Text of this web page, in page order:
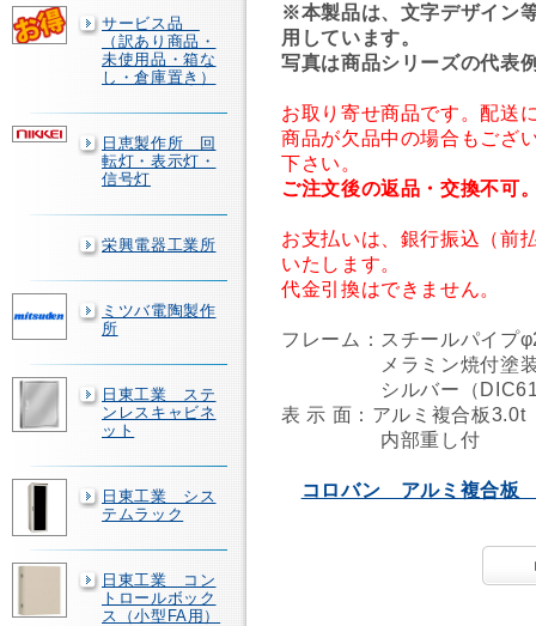
サービス品
（訳あり商品・
未使用品・箱な
し・倉庫置き）
日恵製作所 回
転灯・表示灯・
信号灯
栄興電器工業所
ミツバ電陶製作
所
日東工業 ステ
ンレスキャビネ
ット
日東工業 シス
テムラック
日東工業 コン
トロールボック
ス（小型FA用）
※本製品は、文字デザイン
用しています。
写真は商品シリーズの代表
お取り寄せ商品です。配送
商品が欠品中の場合もござ
下さい。
ご注文後の返品・交換不可
お支払いは、銀行振込（前
いたします。
代金引換はできません。
フレーム：スチールパイプ
メラミン焼付塗装
シルバー（
表 示 面：アルミ複合板
内部重し付
コロバン アルミ複合板